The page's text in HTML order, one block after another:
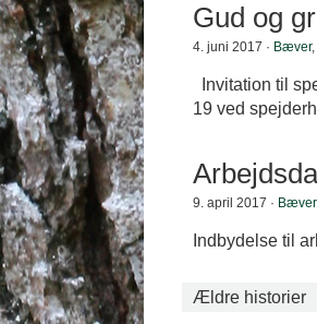
Gud og
4. juni 2017 · Bæver,
Invitation til
19 ved
9. april 2017 · Bæver
Indbydelse til
Ældre historier